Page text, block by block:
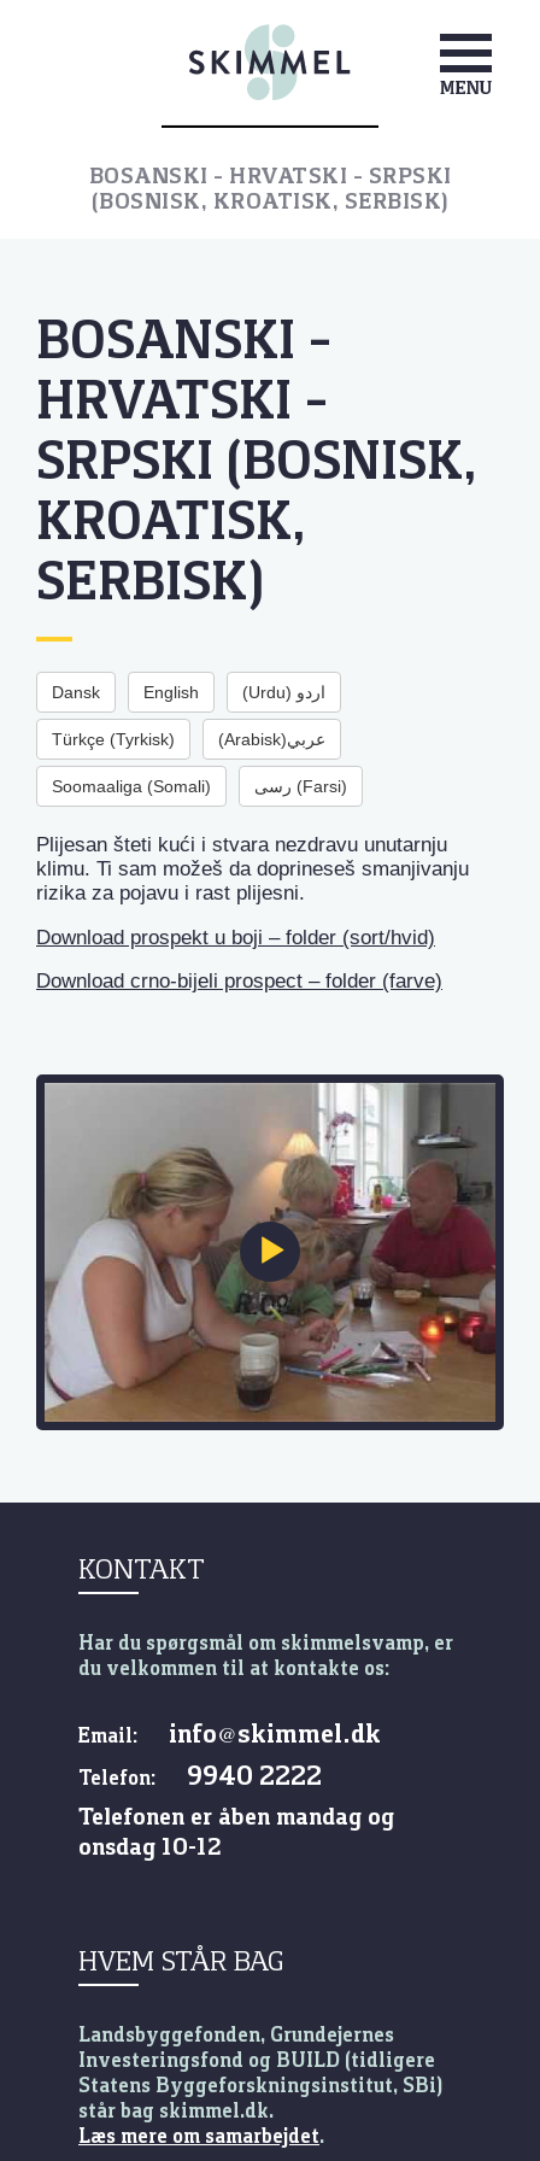
BOSANSKI – HRVATSKI – SRPSKI
(BOSNISK, KROATISK, SERBISK)
BOSANSKI –
HRVATSKI –
SRPSKI (BOSNISK,
KROATISK,
SERBISK)
Dansk English (Urdu) اردو
Türkçe (Tyrkisk) (Arabisk)عربي
Soomaaliga (Somali) رسی (Farsi)
Plijesan šteti kući i stvara nezdravu unutarnju
klimu. Ti sam možeš da doprineseš smanjivanju
rizika za pojavu i rast plijesni.
Download prospekt u boji – folder (sort/hvid)
Download crno-bijeli prospect – folder (farve)
KONTAKT
Har du spørgsmål om skimmelsvamp, er
du velkommen til at kontakte os:
Email: info@skimmel.dk
Telefon: 9940 2222
Telefonen er åben mandag og
onsdag 10-12
HVEM STÅR BAG
Landsbyggefonden, Grundejernes
Investeringsfond og BUILD (tidligere
Statens Byggeforskningsinstitut, SBi)
står bag skimmel.dk.
Læs mere om samarbejdet.